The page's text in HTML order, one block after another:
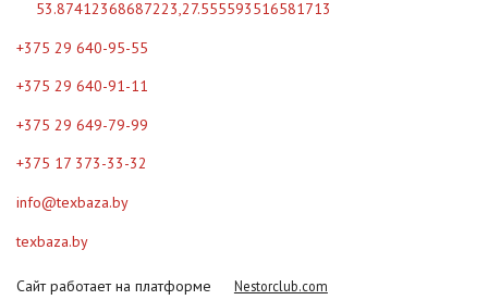
53.87412368687223,27.555593516581713
+375 29 640-95-55
+375 29 640-91-11
+375 29 649-79-99
+375 17 373-33-32
info@texbaza.by
texbaza.by
Сайт работает на платформе Nestorclub.com